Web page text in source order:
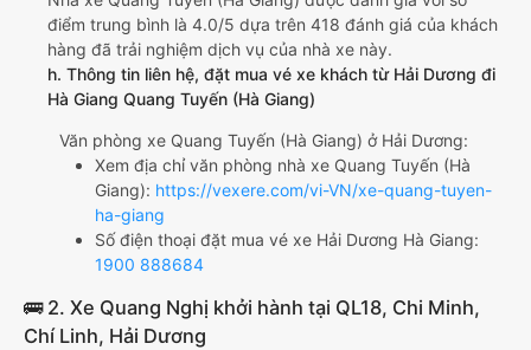
điểm trung bình là 4.0/5 dựa trên 418 đánh giá của khách
hàng đã trải nghiệm dịch vụ của nhà xe này.
h. Thông tin liên hệ, đặt mua vé xe khách từ Hải Dương đi
Hà Giang Quang Tuyến (Hà Giang)
Văn phòng xe Quang Tuyến (Hà Giang) ở Hải Dương:
Xem địa chỉ văn phòng nhà xe Quang Tuyến (Hà
Giang): https://vexere.com/vi-VN/xe-quang-tuyen-
ha-giang
Số điện thoại đặt mua vé xe Hải Dương Hà Giang:
1900 888684
🚌 2. Xe Quang Nghị khởi hành tại QL18, Chi Minh,
Chí Linh, Hải Dương